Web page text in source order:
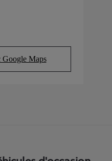
Google Maps
in new tab)